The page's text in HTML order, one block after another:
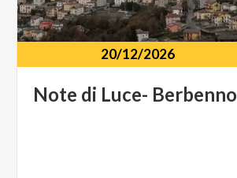
20/12/2026
Note di Luce- Berbenno